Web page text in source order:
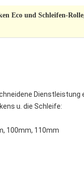
Eco und Schleifen-Rolle
u. die Schleife:
100mm, 110mm